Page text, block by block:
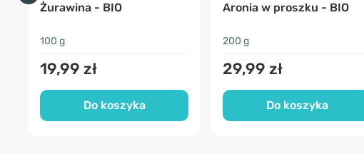
Żurawina - BIO
100 g
19,99 zł
Do koszyka
Aronia w proszku - BIO
200 g
29,99 zł
Do koszyka